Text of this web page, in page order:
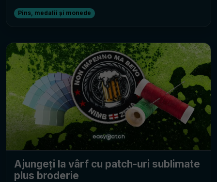
Pins, medalii și monede
Ajungeți la vârf cu patch-uri sublimate
plus broderie